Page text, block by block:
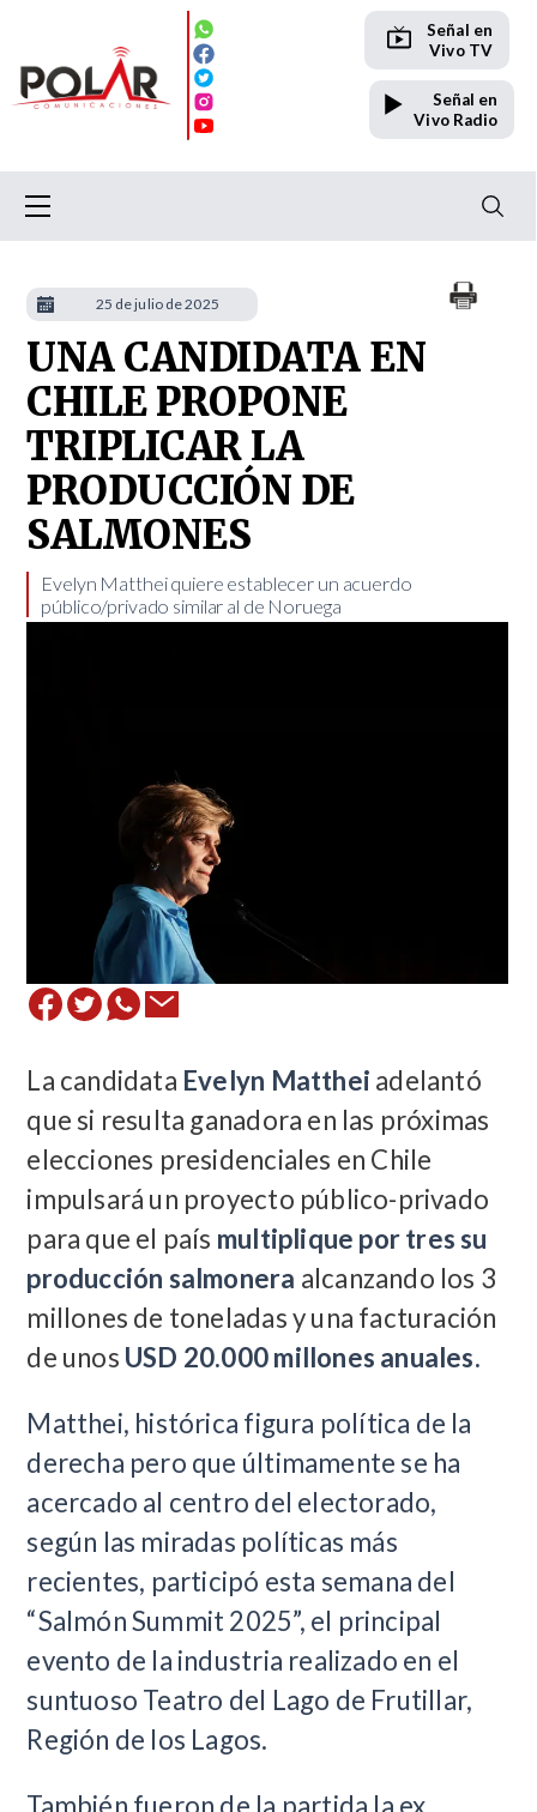
Señal en
Vivo TV
Señal en
Vivo Radio
UNA CANDIDATA EN
CHILE PROPONE
TRIPLICAR LA
PRODUCCIÓN DE
SALMONES
Evelyn Matthei quiere establecer un acuerdo
público/privado similar al de Noruega
La candidata Evelyn Matthei adelantó
que si resulta ganadora en las próximas
elecciones presidenciales en Chile
impulsará un proyecto público-privado
para que el país multiplique por tres su
producción salmonera alcanzando los 3
millones de toneladas y una facturación
de unos USD 20.000 millones anuales.
Matthei, histórica figura política de la
derecha pero que últimamente se ha
acercado al centro del electorado,
según las miradas políticas más
recientes, participó esta semana del
“Salmón Summit 2025”, el principal
evento de la industria realizado en el
suntuoso Teatro del Lago de Frutillar,
Región de los Lagos.
25 de julio de 2025